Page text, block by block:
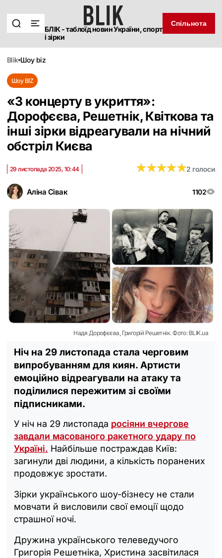
БЛІК - таблоїд новин України, спорт
і зірки
Спільнота
blik шоу biz
Шоу BIZ
«З концерту в укриття»:
Дорофєєва, Решетнік, Квіткова та
інші зірки відреагували на нічний
обстріл Києва
Аліна Сівак 1102
29 листопада 2025, 10:44 ★★★★★
★★★★★2 голоси
Надя Дорофєєва, Григорій Решетнік. Фото: BLIK.ua
Ніч на 29 листопада стала черговим
випробуванням для киян. Артисти
емоційно відреагували на атаку та
поділилися пережитим зі своїми
підписниками.
У ніч на 29 листопада росіяни вчергове
завдали масованого ракетного удару по
Україні. Найбільше постраждав Київ:
загинули дві людини, а кількість поранених
продовжує зростати.
Зірки українського шоу-бізнесу не стали
мовчати й висловили свої емоції щодо
страшної ночі.
Дружина українського телеведучого
Григорія Решетніка, Христина засвітилася